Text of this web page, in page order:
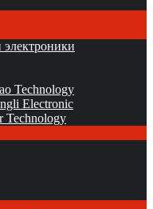
электроники
Technology
Electronic
Technology